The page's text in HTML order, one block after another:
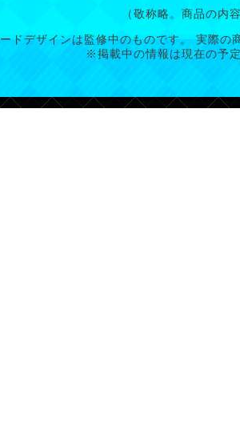
（敬称略。商品の内
ドデザインは監修中のものです。 実際の
※掲載中の情報は現在の予